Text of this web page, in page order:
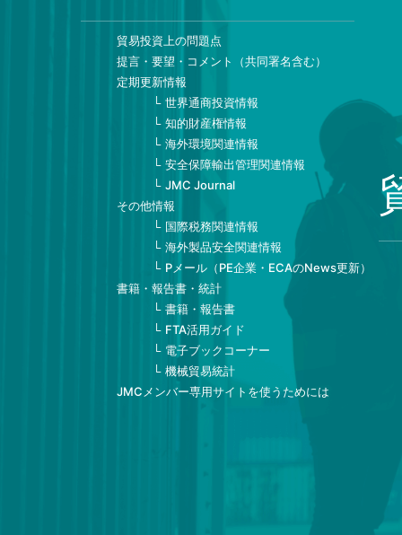
貿易投資上の問題点
提言・要望・コメント（共同署名含む）
定期更新情報
世界通商投資情報
知的財産権情報
海外環境関連情報
安全保障輸出管理関連情報
JMC Journal
その他情報
国際税務関連情報
海外製品安全関連情報
Pメール（PE企業・ECAのNews更新）
書籍・報告書・統計
書籍・報告書
FTA活用ガイド
電子ブックコーナー
機械貿易統計
JMCメンバー専用サイトを使うためには